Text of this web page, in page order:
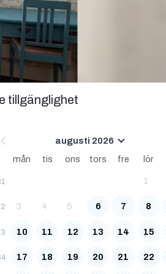
tillgänglighet
augusti 2026
mån
tis ons tors fre lör
1
3 4 5 6 7 8
10 11 12 13 14 15
17 18 19 20 21 22